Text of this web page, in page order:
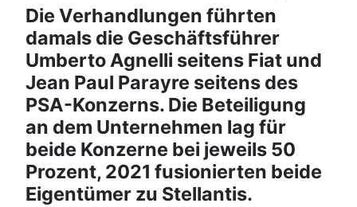
Die Verhandlungen führten
damals die Geschäftsführer
Umberto Agnelli seitens Fiat und
Jean Paul Parayre seitens des
PSA-Konzerns. Die Beteiligung
an dem Unternehmen lag für
beide Konzerne bei jeweils 50
Prozent, 2021 fusionierten beide
Eigentümer zu Stellantis.